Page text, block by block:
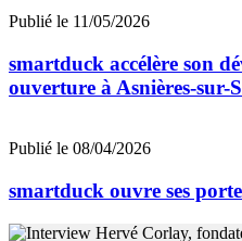
Publié le 11/05/2026
smartduck accélère son
ouverture à Asnières-sur-
Publié le 08/04/2026
smartduck ouvre ses